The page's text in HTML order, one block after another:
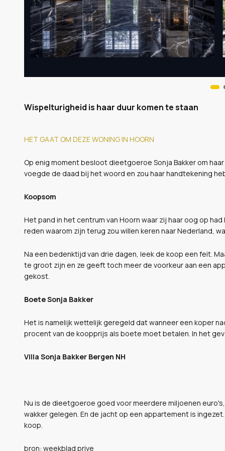
Wispelturigheid is haar duur komen te staan
HET GAAT OM DEZE WONING IN HOORN
Op enig moment besloot dieetgoeroe Sonja Bakker om
voegde de daad bij het woord en zou haar handtekening
Koopsom
Het pand in het centrum van Hoorn waar zij haar oog op
reden waarom zijn terug zou willen keren naar Nederland,
Na een bedenktijd van drie dagen, leek de koop een feit.
te groot zijn en ze geeft toch meer de voorkeur aan een
gekost.
Boete Sonja Bakker
Het is namelijk wettelijk geregeld dat wanneer een koper
procent van de koopprijs als boete moet betalen. In het
Villa Sonja Bakker Bergen NH
Nu is de dieetgoeroe goed voor meerdere miljoenen
wakker gelegen. En de jacht op een appartement is
koop.
bron: weekblad prive